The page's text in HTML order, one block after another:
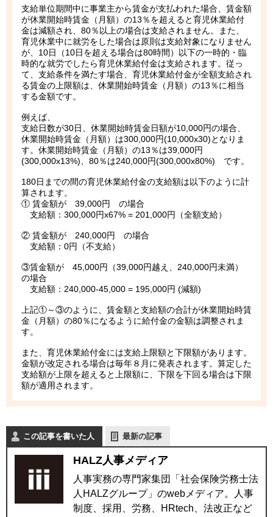
支給単位期間中に事業主から賃金が支払われた場合、賃金額
が休業開始時賃金（月額）の13％を超えると育児休業給付
金は減額され、80％以上の場合は支給されません。また、
育児休業中に就労をした場合は原則は支給対象になりません
が、10日（10日を超える場合は80時間）以下の一時的・臨
時的な就労でしたら育児休業給付金は支給されます。従っ
て、支給条件を満たす場合、育児休業給付金が全額支給され
る賃金の上限額は、休業開始時賃金（月額）の13％に相当
する金額です。
例えば、
支給日数が30日、休業開始時賃金日額が10,000円の場合、
休業開始時賃金（月額）は300,000円(10,000x30)となりま
す。休業開始時賃金（月額）の13％は39,000円
(300,000x13%)、80％は240,000円(300,000x80%) です。
180日までの間の育児休業給付金の支給額は以下のように計
算されます。
① 賃金額が 39,000円 の場合
支給額：300,000円x67% = 201,000円（全額支給）
② 賃金額が 240,000円 の場合
支給額：0円（不支給）
③賃金額が 45,000円（39,000円越え、240,000円未満）
の場合
支給額：240,000-45,000 = 195,000円 (減額)
上記①～③のように、賃金額と支給額の合計が休業開始時賃
金（月額）の80％になるように給付金の金額は調整されま
す。
また、育児休業給付金には支給上限額と下限額があります。
金額が改定される場合は毎年８月に発表されます。算定した
支給額が上限を超えると上限額に、下限を下回る場合は下限
額が適用されます。
この記事を書いた人 最新の記事
HALZ人事メディア
人事実務の専門家集団「社会保険労務士法
人HALZグループ」のwebメディア。人事
制度、採用、労務、HRtech、法改正など